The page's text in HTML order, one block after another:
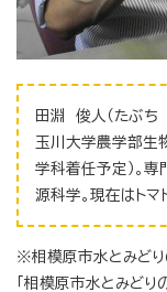
田淵 俊人（たぶち
玉川大学農学部生
学科着任予定）。専
源科学。現在はトマ
※相模原市水とみど
「相模原市水とみど